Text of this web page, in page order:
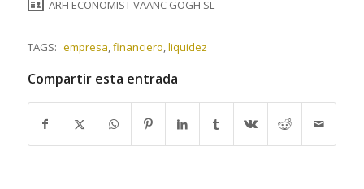
ARH ECONOMIST VAANC GOGH SL
TAGS: empresa,financiero,liquidez
Compartir esta entrada